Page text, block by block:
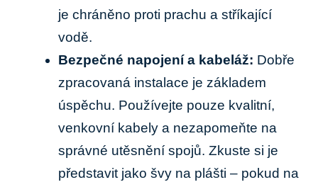
je chráněno proti prachu a ⁤stříkající
vodě.
Bezpečné​ napojení a kabeláž: Dobře
zpracovaná ⁣instalace ‍je ⁢základem
úspěchu. ⁣Používejte pouze ⁢kvalitní,
venkovní kabely a nezapomeňte na
⁢správné utěsnění spojů. Zkuste si je‍
představit jako švy na plášti – pokud⁣ na